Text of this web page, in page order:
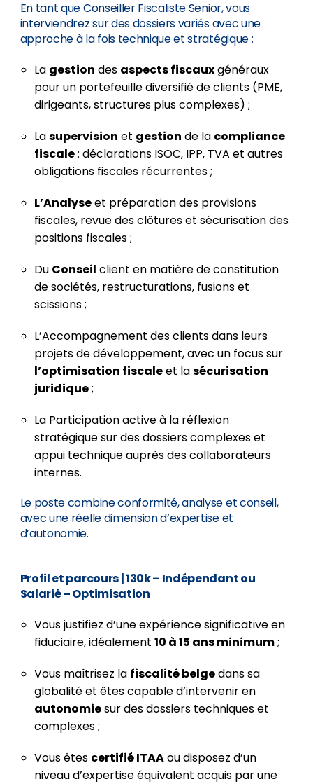
En tant que Conseiller Fiscaliste Senior, vous
interviendrez sur des dossiers variés avec une
approche à la fois technique et stratégique :
La gestion des aspects fiscauxgénéraux
pour un portefeuille diversifié de clients (PME,
dirigeants, structures plus complexes) ;
Lasupervision et gestion de la compliance
fiscale: déclarations ISOC, IPP, TVA et autres
obligations fiscales récurrentes ;
L’Analyseet préparation des provisions
fiscales, revue des clôtures et sécurisation des
positions fiscales ;
Du Conseil client en matière de constitution
de sociétés, restructurations, fusions et
scissions ;
L’Accompagnement des clients dans leurs
projets de développement, avec un focus sur
l’optimisation fiscaleet lasécurisation
juridique;
La Participation active à la réflexion
stratégique sur des dossiers complexes et
appui technique auprès des collaborateurs
internes.
Le poste combine conformité, analyse et conseil,
avec une réelle dimension d’expertise et
d’autonomie.
Profil et parcours| 130k – Indépendant ou
Salarié – Optimisation
Vous justifiez d’une expérience significative en
fiduciaire, idéalement 10 à 15 ans minimum;
Vous maîtrisez la fiscalité belgedans sa
globalité et êtes capable d’intervenir en
autonomiesur des dossiers techniques et
complexes ;
Vous êtes certifié ITAAou disposez d’un
niveau d’expertise équivalent acquis par une